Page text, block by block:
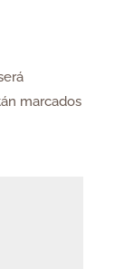
marcados